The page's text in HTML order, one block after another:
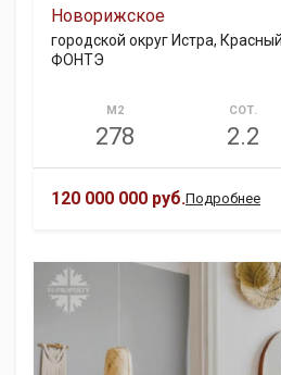
Новорижское
городской округ Истра,
ФОНТЭ
М2
278
СОТ.
2.2
120 000 000 руб.Подробнее